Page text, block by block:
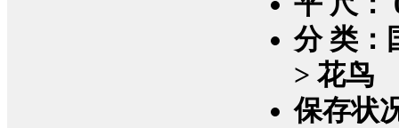
分 类：
> 花鸟
保存状